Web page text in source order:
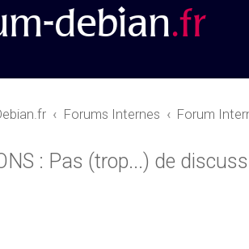
Forums Internes Forum
: Pas (trop...) de